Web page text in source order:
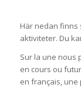
Här nedan finns
aktiviteter. Du
Sur la une nous
en cours ou
en français, une